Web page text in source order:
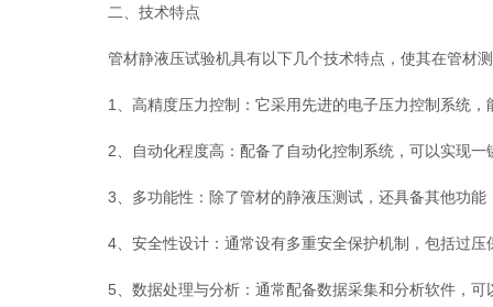
二、技术特点
管材静液压试验机具有以下几个技术特点，使其在管材
1、高精度压力控制：它采用先进的电子压力控制系统，
2、自动化程度高：配备了自动化控制系统，可以实现一
3、多功能性：除了管材的静液压测试，还具备其他功能
4、安全性设计：通常设有多重安全保护机制，包括过压
5、数据处理与分析：通常配备数据采集和分析软件，可